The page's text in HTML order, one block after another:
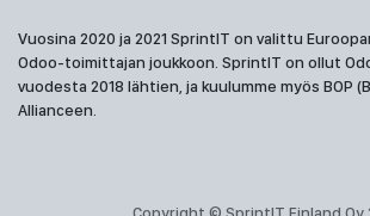
Vuosina 2020 ja 2021 SprintIT on valittu
Odoo-toimittajan joukkoon. SprintIT on ollut
vuodesta 2018 lähtien, ja kuulumme myös BOP
Allianceen.
Copyright © SprintIT Finland Oy